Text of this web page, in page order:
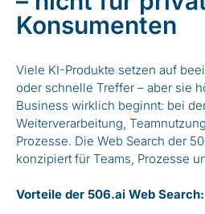
Konsumenten
Viele KI-Produkte setzen auf
oder schnelle Treffer – aber sie
Business wirklich beginnt: bei
Weiterverarbeitung,
Prozesse. Die Web Search der
konzipiert für Teams, Prozesse
Vorteile der 506.ai Web Search: